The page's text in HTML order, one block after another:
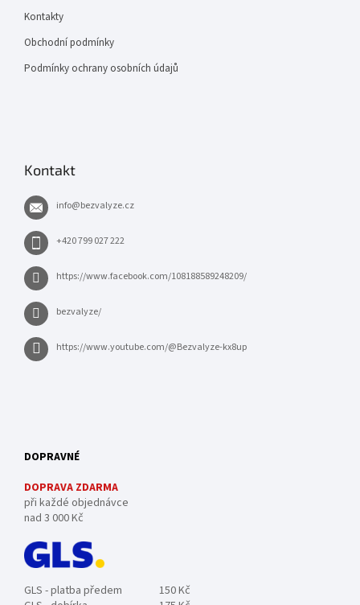
Kontakty
Obchodní podmínky
Podmínky ochrany osobních údajů
Kontakt
info@bezvalyze.cz
+420 799 027 222
https://www.facebook.com/108188589248209/
bezvalyze/
https://www.youtube.com/@Bezvalyze-kx8up
DOPRAVNÉ
DOPRAVA ZDARMA
při každé objednávce
nad 3 000 Kč
GLS - platba předem
150 Kč